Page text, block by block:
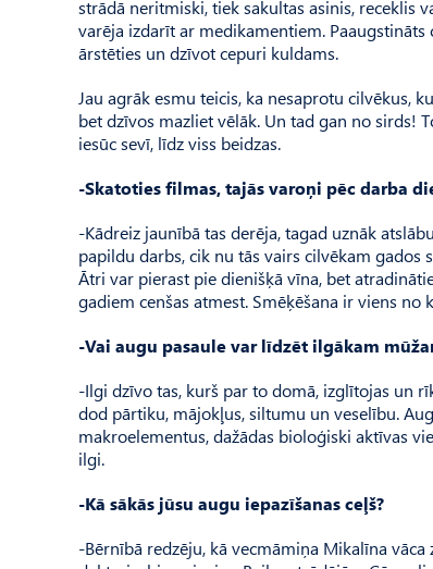
strādā neritmiski, tiek sakultas asinis, receklis
varēja izdarīt ar medikamentiem.
ārstēties un dzīvot cepuri kuldams.
Jau agrāk esmu teicis, ka nesaprotu cilvēkus,
bet dzīvos mazliet vēlāk. Un tad gan no sirds!
iesūc sevī, līdz viss beidzas.
-Skatoties filmas, tajās varoņi pēc darba
-Kādreiz jaunībā tas derēja, tagad uznāk
papildu darbs, cik nu tās vairs cilvēkam gados
Ātri var pierast pie dienišķā vīna, bet
gadiem cenšas atmest. Smēķēšana ir viens
-Vai augu pasaule var līdzēt ilgākam
-Ilgi dzīvo tas, kurš par to domā, izglītojas un
dod pārtiku, mājokļus, siltumu un veselību.
makroelementus, dažādas bioloģiski aktīvas
ilgi.
-Kā sākās jūsu augu iepazīšanas ceļš?
-Bērnībā redzēju, kā vecmāmiņa Mikalīna